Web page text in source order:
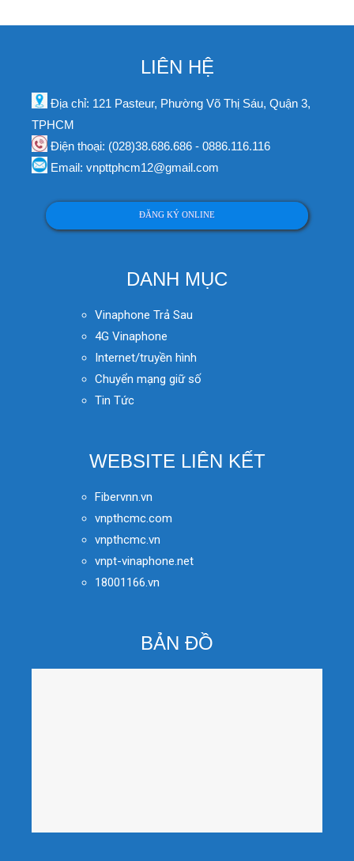
LIÊN HỆ
Địa chỉ: 121 Pasteur, Phường Võ Thị Sáu, Quận 3,
TPHCM
Điện thoại: (028)38.686.686 - 0886.116.116
Email: vnpttphcm12@gmail.com
ĐĂNG KÝ ONLINE
DANH MỤC
Vinaphone Trả Sau
4G Vinaphone
Internet/truyền hình
Chuyển mạng giữ số
Tin Tức
WEBSITE LIÊN KẾT
Fibervnn.vn
vnpthcmc.com
vnpthcmc.vn
vnpt-vinaphone.net
18001166.vn
BẢN ĐỒ